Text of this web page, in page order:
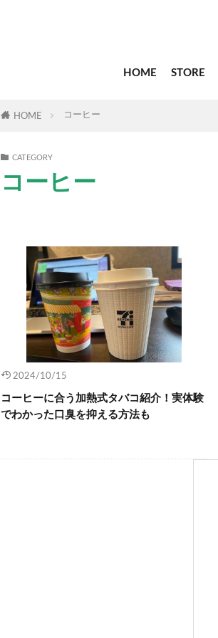
HOME STORE
HOME コーヒー
CATEGORY
コーヒー
2024/10/15
コーヒーに合う加熱式タバコ紹介！実体験
でわかった口臭を抑える方法も